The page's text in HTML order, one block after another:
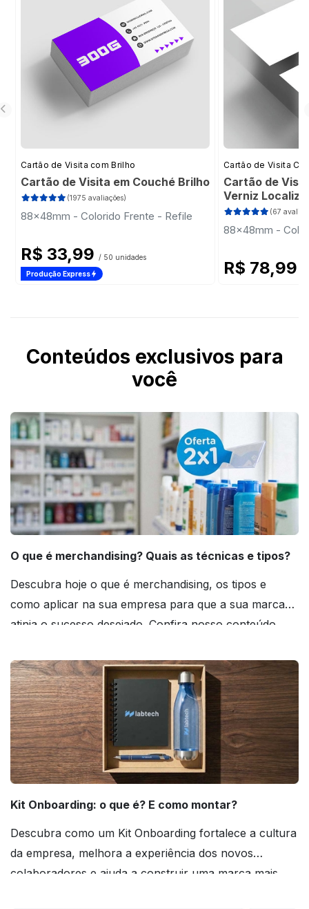
Cartão de Visita com Brilho
Cartão de Visita em Couché Brilho
(1975 avaliações)
88x48mm - Colorido Frente - Refile
R$ 33,99 / 50 unidades
Produção Express
Cartão de Visita
Cartão de
Verniz
(67
88x48mm -
R$ 78,99
Conteúdos exclusivos para
você
O que é merchandising? Quais as técnicas e tipos?
Descubra hoje o que é merchandising, os tipos e
como aplicar na sua empresa para que a sua marca
atinja o sucesso desejado. Confira nosso conteúdo
Kit Onboarding: o que é? E como montar?
Descubra como um Kit Onboarding fortalece a cultura
da empresa, melhora a experiência dos novos
colaboradores e ajuda a construir uma marca mais